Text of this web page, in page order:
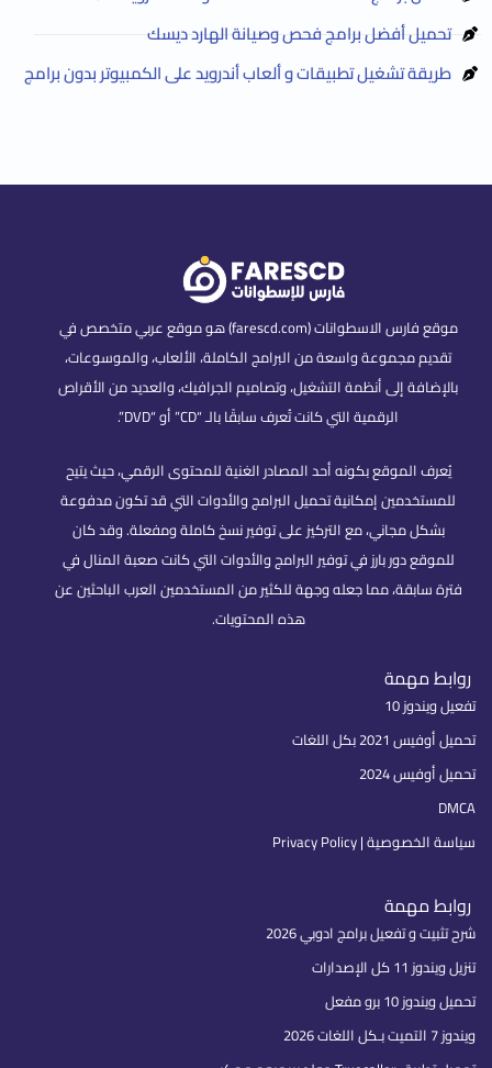
تحميل أفضل برامج فحص وصيانة الهارد ديسك
طريقة تشغيل تطبيقات و ألعاب أندرويد على الكمبيوتر بدون برامج
موقع فارس الاسطوانات (farescd.com) هو موقع عربي متخصص في
تقديم مجموعة واسعة من البرامج الكاملة، الألعاب، والموسوعات،
بالإضافة إلى أنظمة التشغيل، وتصاميم الجرافيك، والعديد من الأقراص
الرقمية التي كانت تُعرف سابقًا بالـ “CD” أو “DVD”.
يُعرف الموقع بكونه أحد المصادر الغنية للمحتوى الرقمي، حيث يتيح
للمستخدمين إمكانية تحميل البرامج والأدوات التي قد تكون مدفوعة
بشكل مجاني، مع التركيز على توفير نسخ كاملة ومفعلة. وقد كان
للموقع دور بارز في توفير البرامج والأدوات التي كانت صعبة المنال في
فترة سابقة، مما جعله وجهة للكثير من المستخدمين العرب الباحثين عن
هذه المحتويات.
روابط مهمة
تفعيل ويندوز 10
تحميل أوفيس 2021 بكل اللغات
تحميل أوفيس 2024
DMCA
سياسة الخصوصية | Privacy Policy
روابط مهمة
شرح تثبيت و تفعيل برامج ادوبي 2026
تنزيل ويندوز 11 كل الإصدارات
تحميل ويندوز 10 برو مفعل
ويندوز 7 التميت بـكل اللغات 2026